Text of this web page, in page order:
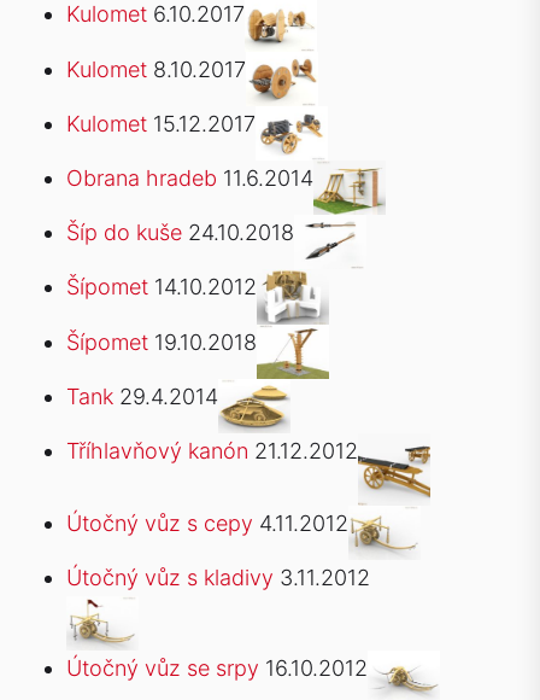
Kulomet 6.10.2017
Kulomet 8.10.2017
Kulomet 15.12.2017
Obrana hradeb 11.6.2014
Šíp do kuše 24.10.2018
Šípomet 14.10.2012
Šípomet 19.10.2018
Tank 29.4.2014
Tříhlavňový kanón 21.12.2012
Útočný vůz s cepy 4.11.2012
Útočný vůz s kladivy 3.11.2012
Útočný vůz se srpy 16.10.2012